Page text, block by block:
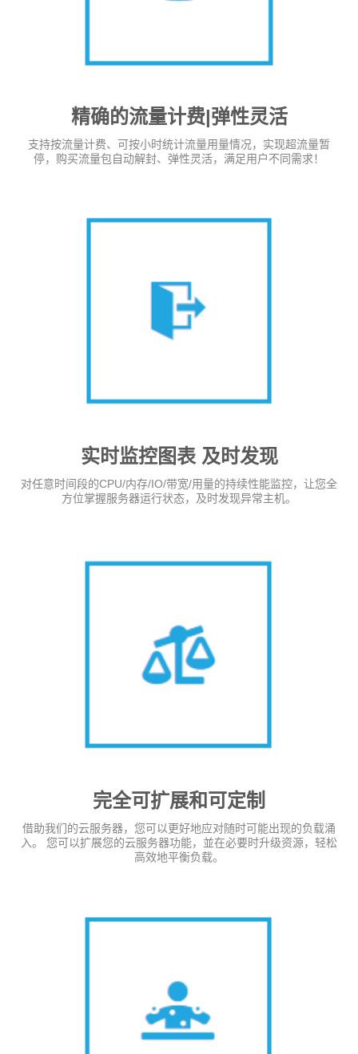
精确的流量计费|弹性灵活
支持按流量计费、可按小时统计流量用量情况，实现超流量暂
停，购买流量包自动解封、弹性灵活，满足用户不同需求！
实时监控图表 及时发现
对任意时间段的CPU/内存/IO/带宽/用量的持续性能监控，让您全
方位掌握服务器运行状态，及时发现异常主机。
完全可扩展和可定制
借助我们的云服务器，您可以更好地应对随时可能出现的负载涌
入。 您可以扩展您的云服务器功能，並在必要时升级资源，轻松
高效地平衡负载。